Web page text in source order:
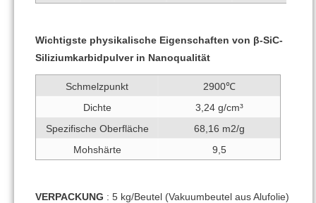
Wichtigste physikalische Eigenschaften von β-SiC-
Siliziumkarbidpulver in Nanoqualität
Schmelzpunkt
2900℃
Dichte
3,24 g/cm³
Spezifische Oberfläche
68,16 m2/g
Mohshärte
9,5
VERPACKUNG : 5 kg/Beutel (Vakuumbeutel aus Alufolie)